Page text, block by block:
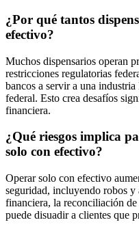
¿Por qué tantos
efectivo?
Muchos dispensarios operan
restricciones regulatorias
bancos a servir a una
federal. Esto crea desafíos
financiera.
¿Qué riesgos implica
solo con efectivo?
Operar solo con efectivo
seguridad, incluyendo robos y
financiera, la reconciliación
puede disuadir a clientes que